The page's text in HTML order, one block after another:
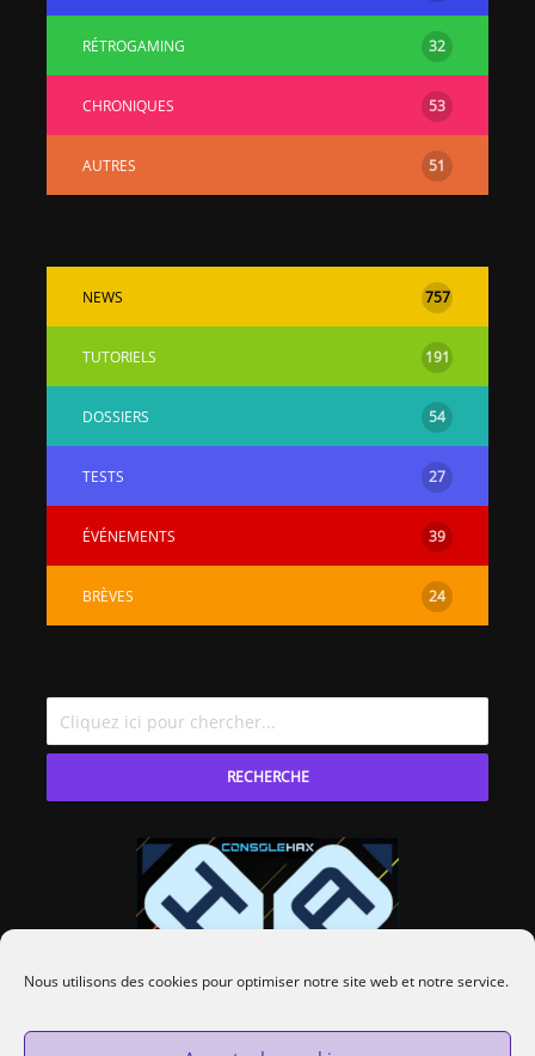
Nous utilisons des cookies pour optimiser notre site web et notre service.
RÉTROGAMING 32
CHRONIQUES 53
AUTRES 51
NEWS 757
TUTORIELS 191
DOSSIERS 54
TESTS 27
ÉVÉNEMENTS 39
BRÈVES 24
RECHERCHE